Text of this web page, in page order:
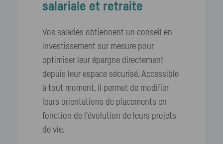
salariale et retraite
Vos salariés obtiennent un conseil en
investissement sur mesure pour
optimiser leur épargne directement
depuis leur espace sécurisé. Accessible
à tout moment, il permet de modifier
leurs orientations de placements en
fonction de l'évolution de leurs projets
de vie.